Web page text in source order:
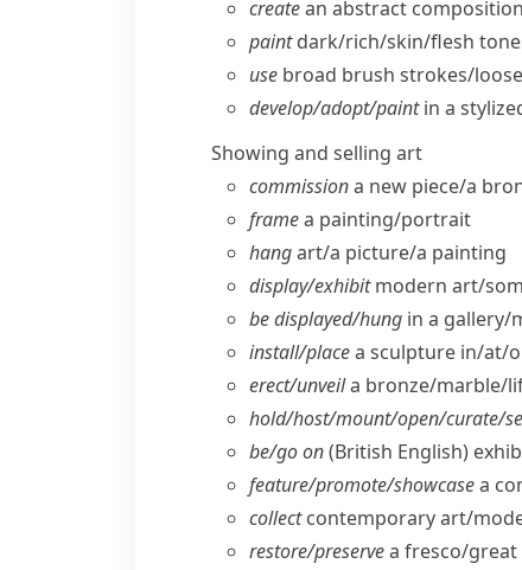
createan abstract
paintdark/​rich/​skin/​flesh
use broad brush strokes/​
develop/​adopt/​paintin a
Showing and selling art
commissiona new piece/​a
framea painting/​portrait
hangart/​a picture/​a painting
display/​exhibitmodern art/​
be displayed/​hung in a gallery/​
install/​placea sculpture in/​at/​
erect/​unveila bronze/​marble/​
hold/​host/​mount/​open/​curate/​
be/​go on(British English)
feature/​promote/​showcasea
collectcontemporary art/​
restore/​preservea fresco/​